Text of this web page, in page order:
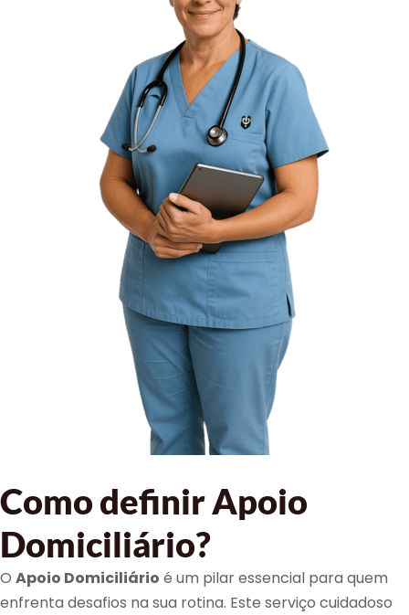
Como definir Apoio
Domiciliário?
O Apoio Domiciliário é um pilar essencial para quem
enfrenta desafios na sua rotina. Este serviço cuidadoso